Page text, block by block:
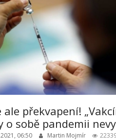
ale překvapení!
o sobě pandemii
06:50 Martin Mojmír